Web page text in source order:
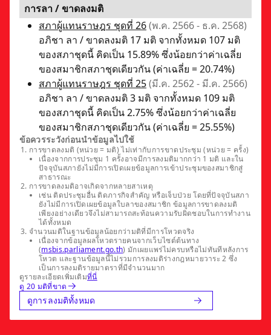
การลา / ขาดลงมติ
สภาผู้แทนราษฎร ชุดที่ 26(พ.ค. 2566 - ธ.ค. 2568)
อภิชา ลา / ขาดลงมติ 17 มติ จากทั้งหมด 107 มติ
ของสภาชุดนี้ คิดเป็น 15.89% ซึ่งน้อยกว่าค่าเฉลี่ย
ของสมาชิกสภาชุดเดียวกัน (ค่าเฉลี่ย = 20.74%)
สภาผู้แทนราษฎร ชุดที่ 25(มี.ค. 2562 - มี.ค. 2566)
อภิชา ลา / ขาดลงมติ 3 มติ จากทั้งหมด 109 มติ
ของสภาชุดนี้ คิดเป็น 2.75% ซึ่งน้อยกว่าค่าเฉลี่ย
ของสมาชิกสภาชุดเดียวกัน (ค่าเฉลี่ย = 25.55%)
ข้อควรระวังก่อนนำข้อมูลไปใช้
การขาดลงมติ (หน่วย = มติ) ไม่เท่ากับการขาดประชุม (หน่วย = ครั้ง)
เนื่องจากการประชุม 1 ครั้งอาจมีการลงมติมากกว่า 1 มติ และใน
ปัจจุบันสภายังไม่มีการเปิดเผยข้อมูลการเข้าประชุมของสมาชิกสู่
สาธารณะ
การขาดลงมติอาจเกิดจากหลายสาเหตุ
เช่น ติดประชุมอื่น ติดภารกิจสำคัญ หรือเจ็บป่วย โดยที่ปัจจุบันสภา
ยังไม่มีการเปิดเผยข้อมูลใบลาของสมาชิก ข้อมูลการขาดลงมติ
เพียงอย่างเดียวจึงไม่สามารถสะท้อนความรับผิดชอบในการทำงาน
ได้ทั้งหมด
จำนวนมติในฐานข้อมูลน้อยกว่ามติที่มีการโหวตจริง
เนื่องจากข้อมูลผลโหวตรายคนจากเว็บไซต์ต้นทาง
(msbis.parliament.go.th) มักเผยแพร่ไม่ครบหรือไม่ทันทีหลังการ
โหวต และฐานข้อมูลนี้ไม่รวมการลงมติร่างกฎหมายวาระ 2 ซึ่ง
เป็นการลงมติรายมาตราที่มีจำนวนมาก
ดูรายละเอียดเพิ่มเติมที่นี่
ดู 20 มติที่ขาด
ดูการลงมติทั้งหมด